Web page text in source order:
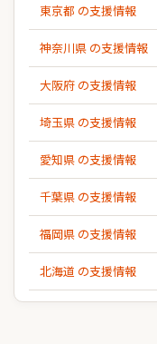
東京都 の支援情報
神奈川県 の支援情報
大阪府 の支援情報
埼玉県 の支援情報
愛知県 の支援情報
千葉県 の支援情報
福岡県 の支援情報
北海道 の支援情報